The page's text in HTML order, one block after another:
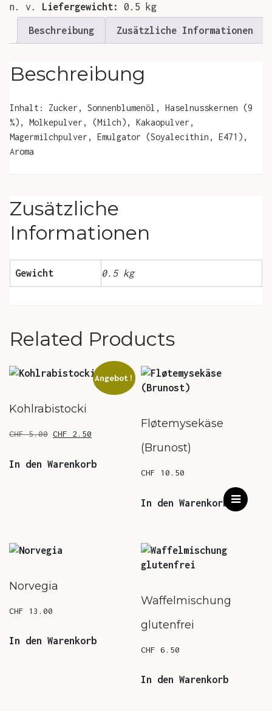
n. v.
Liefergewicht: 0.5 kg
Beschreibung Zusätzliche Informationen
Beschreibung
Inhalt: Zucker, Sonnenblumenöl, Haselnusskernen (9
%), Molkepulver, (Milch), Kakaopulver,
Magermilchpulver, Emulgator (Soyalecithin, E471),
Aroma
Zusätzliche
Informationen
Gewicht 0.5 kg
Related Products
Angebot!
Kohlrabistocki
CHF5.00 Ursprünglicher
war:
CHF 2.50
ist:
In den Warenkorb
Fløtemysekäse
(Brunost)
CHF 10.50
In den Warenkorb
Norvegia
CHF 13.00
In den Warenkorb
Waffelmischung
glutenfrei
CHF 6.50
In den Warenkorb